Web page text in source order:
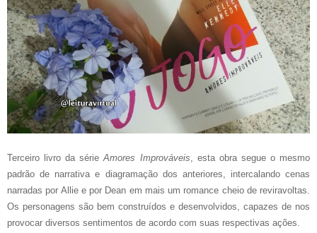
Terceiro livro da sérieAmores Improváveis, esta obra segue o mesmo
padrão de narrativa e diagramação dos anteriores, intercalando cenas
narradas por Allie e por Dean em mais um romance cheio de reviravoltas.
Os personagens são bem construídos e desenvolvidos, capazes de nos
provocar diversos sentimentos de acordo com suas respectivas ações.